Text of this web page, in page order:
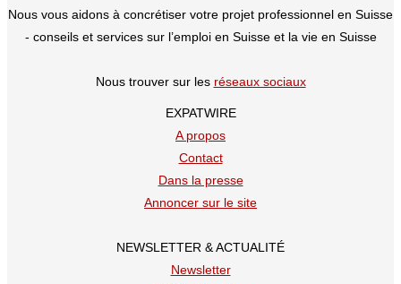
Nous vous aidons à concrétiser votre projet professionnel en Suisse
- conseils et services sur l’emploi en Suisse et la vie en Suisse
Nous trouver sur les réseaux sociaux
EXPATWIRE
A propos
Contact
Dans la presse
Annoncer sur le site
NEWSLETTER & ACTUALITÉ
Newsletter